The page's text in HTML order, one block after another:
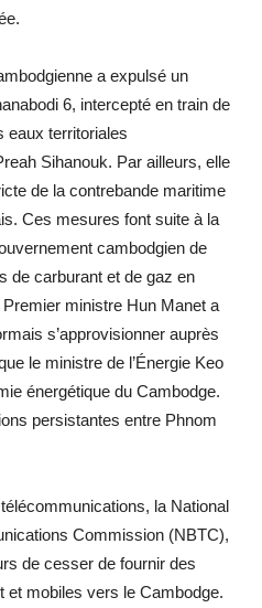
a expulsé un
6, intercepté en train de
eaux territoriales
Sihanouk. Par ailleurs, elle
de la contrebande maritime
Ces mesures font suite à la
cambodgien de
de carburant et de gaz en
ministre Hun Manet a
s’approvisionner auprès
le ministre de l’Énergie Keo
énergétique du Cambodge.
persistantes entre Phnom
la National
Commission (NBTC),
de cesser de fournir des
et mobiles vers le Cambodge.